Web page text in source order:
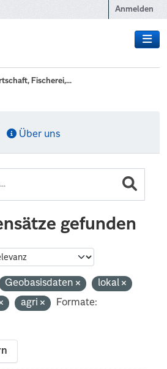
Anmelden
Fischerei,...
Über uns
gefunden
Geobasisdaten
lokal
agri
Formate: